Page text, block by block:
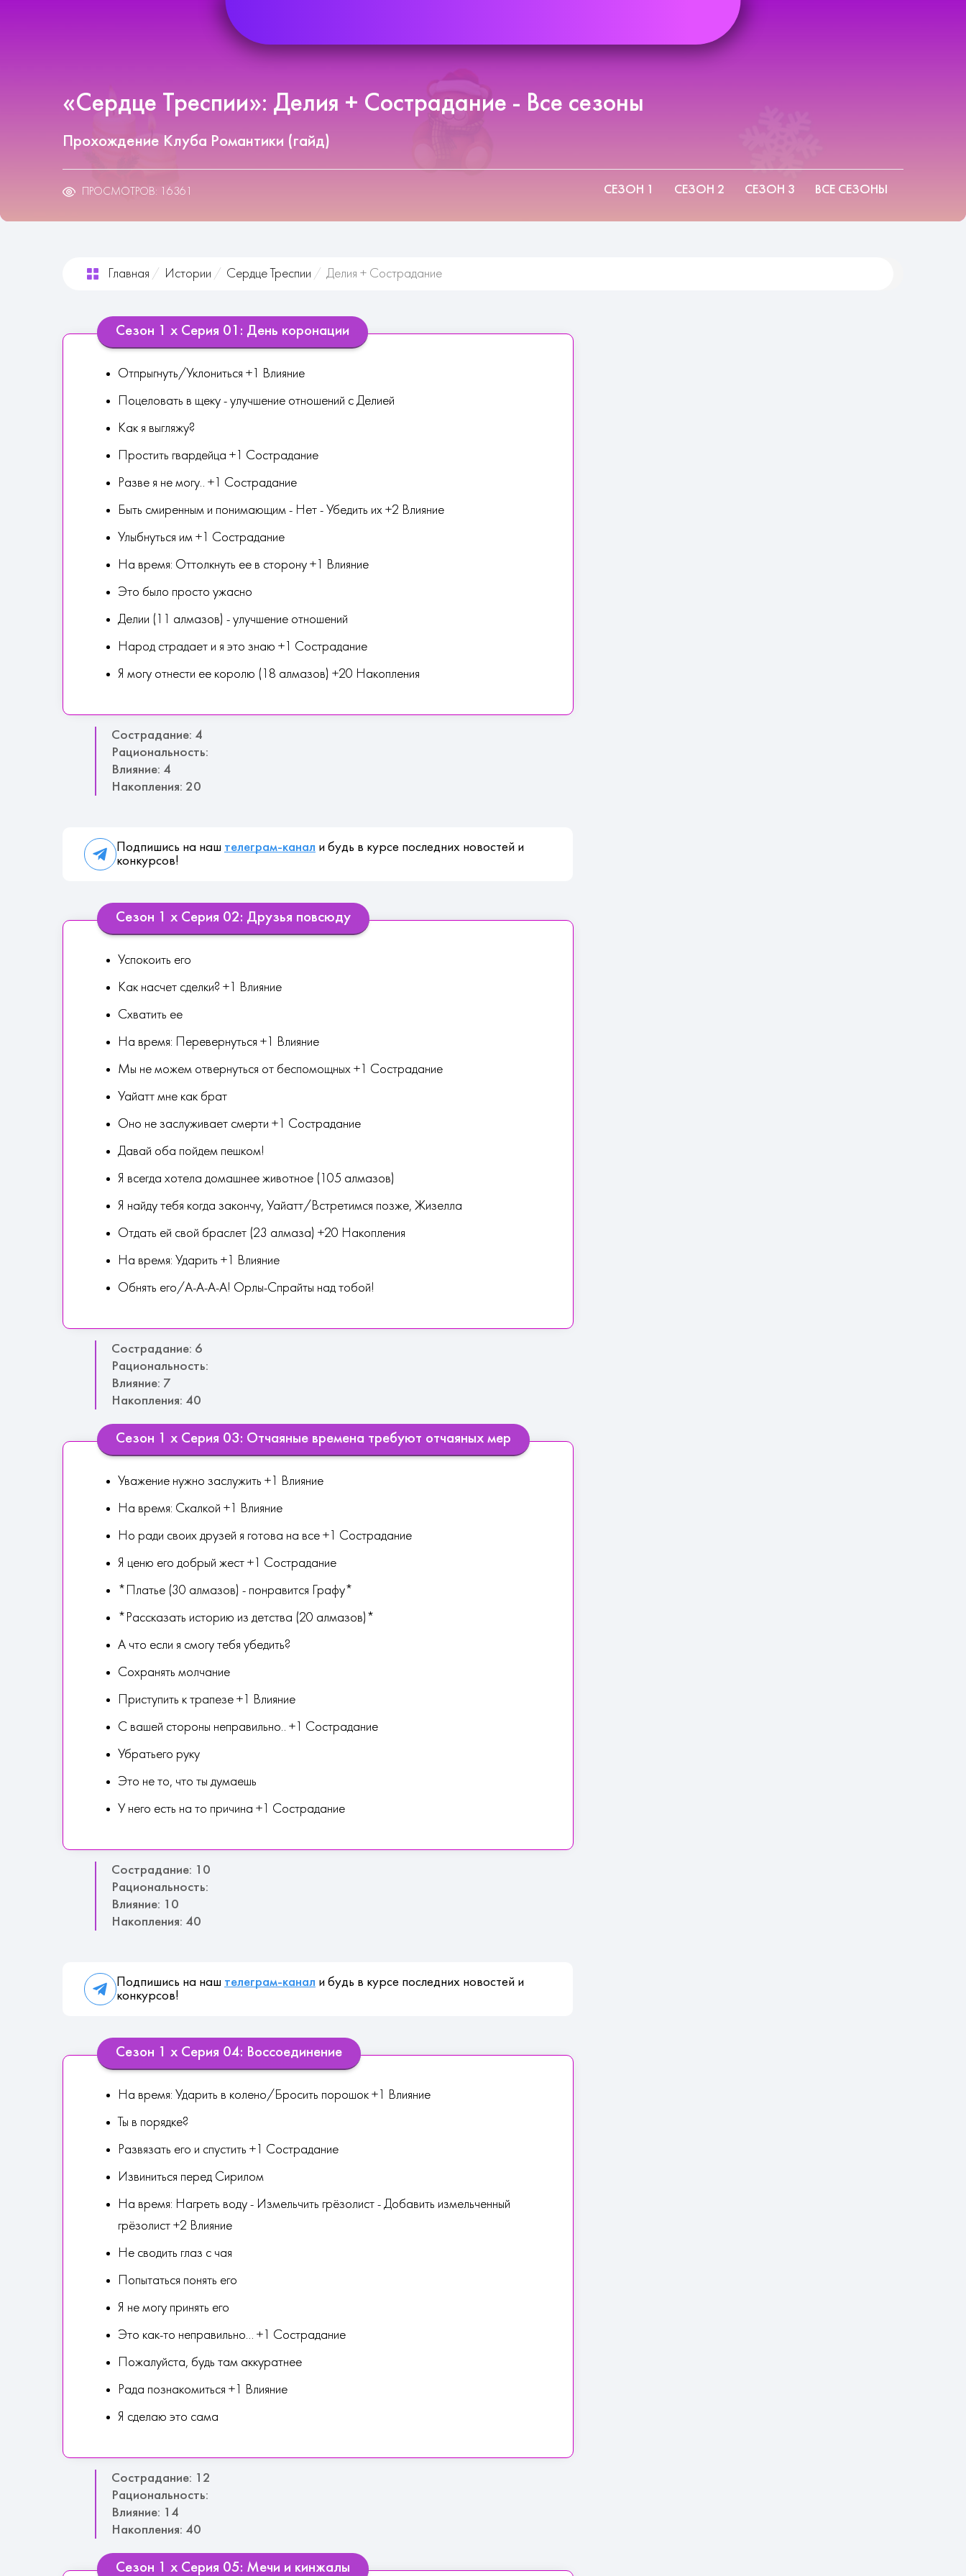
«Сердце Треспии»: Делия + Сострадание - Все сезоны
Прохождение Клуба Романтики (гайд)
ПРОСМОТРОВ: 16361 СЕЗОН 1 СЕЗОН 2 СЕЗОН 3 ВСЕ СЕЗОНЫ
Главная Истории Сердце Треспии Делия + Сострадание
Сезон 1 х Серия 01: День коронации
Отпрыгнуть/Уклониться +1 Влияние
Поцеловать в щеку - улучшение отношений с Делией
Как я выгляжу?
Простить гвардейца +1 Сострадание
Разве я не могу.. +1 Сострадание
Быть смиренным и понимающим - Нет - Убедить их +2 Влияние
Улыбнуться им +1 Сострадание
На время: Оттолкнуть ее в сторону +1 Влияние
Это было просто ужасно
Делии (11 алмазов) - улучшение отношений
Народ страдает и я это знаю +1 Сострадание
Я могу отнести ее королю (18 алмазов) +20 Накопления
Сострадание: 4
Рациональность:
Влияние: 4
Накопления: 20
Подпишись на наш телеграм-канал и будь в курсе последних новостей и
конкурсов!
Сезон 1 х Серия 02: Друзья повсюду
Успокоить его
Как насчет сделки? +1 Влияние
Схватить ее
На время: Перевернуться +1 Влияние
Мы не можем отвернуться от беспомощных +1 Сострадание
Уайатт мне как брат
Оно не заслуживает смерти +1 Сострадание
Давай оба пойдем пешком!
Я всегда хотела домашнее животное (105 алмазов)
Я найду тебя когда закончу, Уайатт/Встретимся позже, Жизелла
Отдать ей свой браслет (23 алмаза) +20 Накопления
На время: Ударить +1 Влияние
Обнять его/А-А-А-А! Орлы-Спрайты над тобой!
Сострадание: 6
Рациональность:
Влияние: 7
Накопления: 40
Сезон 1 х Серия 03: Отчаяные времена требуют отчаяных мер
Уважение нужно заслужить +1 Влияние
На время: Скалкой +1 Влияние
Но ради своих друзей я готова на все +1 Сострадание
Я ценю его добрый жест +1 Сострадание
*Платье (30 алмазов) - понравится Графу*
*Рассказать историю из детства (20 алмазов)*
А что если я смогу тебя убедить?
Сохранять молчание
Приступить к трапезе +1 Влияние
С вашей стороны неправильно.. +1 Сострадание
Убратьего руку
Это не то, что ты думаешь
У него есть на то причина +1 Сострадание
Сострадание: 10
Рациональность:
Влияние: 10
Накопления: 40
Подпишись на наш телеграм-канал и будь в курсе последних новостей и
конкурсов!
Сезон 1 х Серия 04: Воссоединение
На время: Ударить в колено/Бросить порошок +1 Влияние
Ты в порядке?
Развязать его и спустить +1 Сострадание
Извиниться перед Сирилом
На время: Нагреть воду - Измельчить грёзолист - Добавить измельченный
грёзолист +2 Влияние
Не сводить глаз с чая
Попытаться понять его
Я не могу принять его
Это как-то неправильно... +1 Сострадание
Пожалуйста, будь там аккуратнее
Рада познакомиться +1 Влияние
Я сделаю это сама
Сострадание: 12
Рациональность:
Влияние: 14
Накопления: 40
Сезон 1 х Серия 05: Мечи и кинжалы